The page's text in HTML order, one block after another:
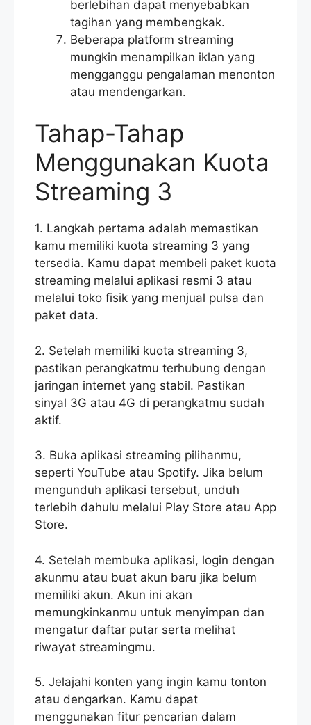
berlebihan dapat menyebabkan
tagihan yang membengkak.
Beberapa platform streaming
mungkin menampilkan iklan yang
mengganggu pengalaman menonton
atau mendengarkan.
Tahap-Tahap
Menggunakan Kuota
Streaming 3
1. Langkah pertama adalah memastikan
kamu memiliki kuota streaming 3 yang
tersedia. Kamu dapat membeli paket kuota
streaming melalui aplikasi resmi 3 atau
melalui toko fisik yang menjual pulsa dan
paket data.
2. Setelah memiliki kuota streaming 3,
pastikan perangkatmu terhubung dengan
jaringan internet yang stabil. Pastikan
sinyal 3G atau 4G di perangkatmu sudah
aktif.
3. Buka aplikasi streaming pilihanmu,
seperti YouTube atau Spotify. Jika belum
mengunduh aplikasi tersebut, unduh
terlebih dahulu melalui Play Store atau App
Store.
4. Setelah membuka aplikasi, login dengan
akunmu atau buat akun baru jika belum
memiliki akun. Akun ini akan
memungkinkanmu untuk menyimpan dan
mengatur daftar putar serta melihat
riwayat streamingmu.
5. Jelajahi konten yang ingin kamu tonton
atau dengarkan. Kamu dapat
menggunakan fitur pencarian dalam